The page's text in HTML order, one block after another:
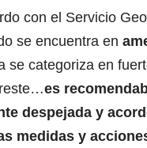
con el Servicio
se encuentra en
se categoriza en
es
despejada y
medidas y